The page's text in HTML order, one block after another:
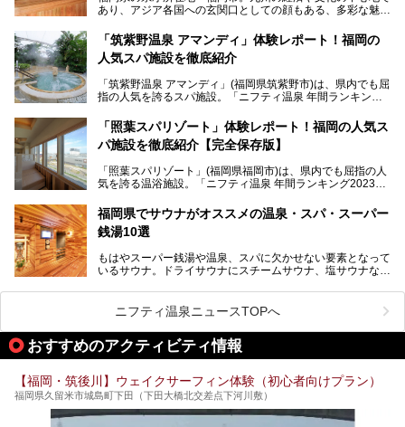
帰り入浴し、自慢の温泉を中心に詳細レビューします！
あり、アジア各国への玄関口としての顔もある、多彩な魅力
そんな福岡市は、スーパー銭湯も多種多彩。玄界灘を眺めら
れるリゾート気分満点のスーパー銭湯から、繁華街近くのレ
いスーパー銭湯を一挙ご紹介します。
「筑紫野温泉 アマンディ」体験レポート！福岡の
人気スパ施設を徹底紹介
「筑紫野温泉 アマンディ」(福岡県筑紫野市)は、県内でも屈
指の人気を誇るスパ施設。「ニフティ温泉 年間ランキング2
入浴客で賑わっています。
そこで今回は、ニフティ温泉ライターである筆者が現地訪
ーム・併設するレストランを体験し、それらの全貌を徹底紹
介します！
「照葉スパリゾート」体験レポート！福岡の人気ス
パ施設を徹底紹介【完全保存版】
「照葉スパリゾート」(福岡県福岡市)は、県内でも屈指の人
気を誇る温浴施設。「ニフティ温泉 年間ランキング2023」
常連客で賑わっています。
そこで今回は、ニフティ温泉ライターである筆者が現地体
ューズメント・宿泊施設・グルメ・その他施設まで、多彩な
る全貌と魅力を徹底紹介します！
福岡県でサウナがオススメの温泉・スパ・スーパー
銭湯10選
もはやスーパー銭湯や温泉、スパに欠かせない要素となって
いるサウナ。ドライサウナにスチームサウナ、塩サウナな
ペース、ロウリュウなど、心ゆくまで楽しむためのサービス
が充実した施設も多くみられます。
今回はそんなサウナにこだわった、福岡県内のオススメ温
泉・銭湯・スパを10件紹介したいと思います！
ニフティ温泉ニュースTOPへ
おすすめのアクティビティ情報
【福岡・筑後川】ウェイクサーフィン体験（初心者向けプラン）
福岡県久留米市城島町下田（下田大橋北交差点下河川敷）